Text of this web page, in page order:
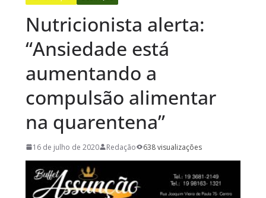
Nutricionista alerta:
“Ansiedade está
aumentando a
compulsão alimentar
na quarentena”
16 de julho de 2020 Redação 638 visualizações